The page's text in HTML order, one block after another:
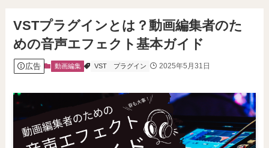
VSTプラグインとは？動画編集者のた
めの音声エフェクト基本ガイド
広告 動画編集 VST プラグイン 2025年5月31日